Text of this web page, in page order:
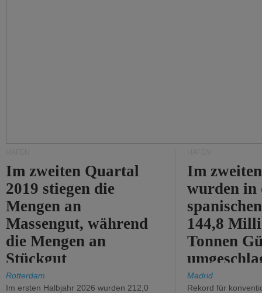
Im zweiten Quartal
2019 stiegen die
Mengen an
Massengut, während
die Mengen an
Stückgut
zurückgingen.
Rotterdam
Im ersten Halbjahr 2026 wurden 212,0
Im
wurden in
144,8
Tonnen
%).
Madrid
Rekord für